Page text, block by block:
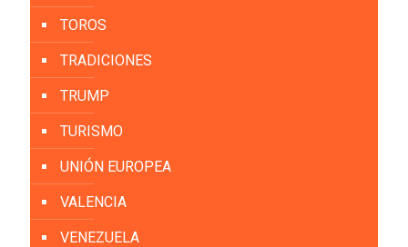
TOROS
TRADICIONES
TRUMP
TURISMO
UNIÓN EUROPEA
VALENCIA
VENEZUELA